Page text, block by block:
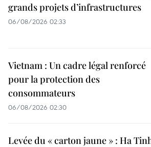
grands projets d’infrastructures
06/08/2026 02:33
Vietnam : Un cadre légal renforcé
pour la protection des
consommateurs
06/08/2026 02:30
Levée du « carton jaune » : Ha